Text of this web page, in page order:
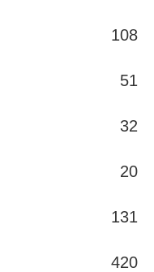
108
51
32
20
131
420